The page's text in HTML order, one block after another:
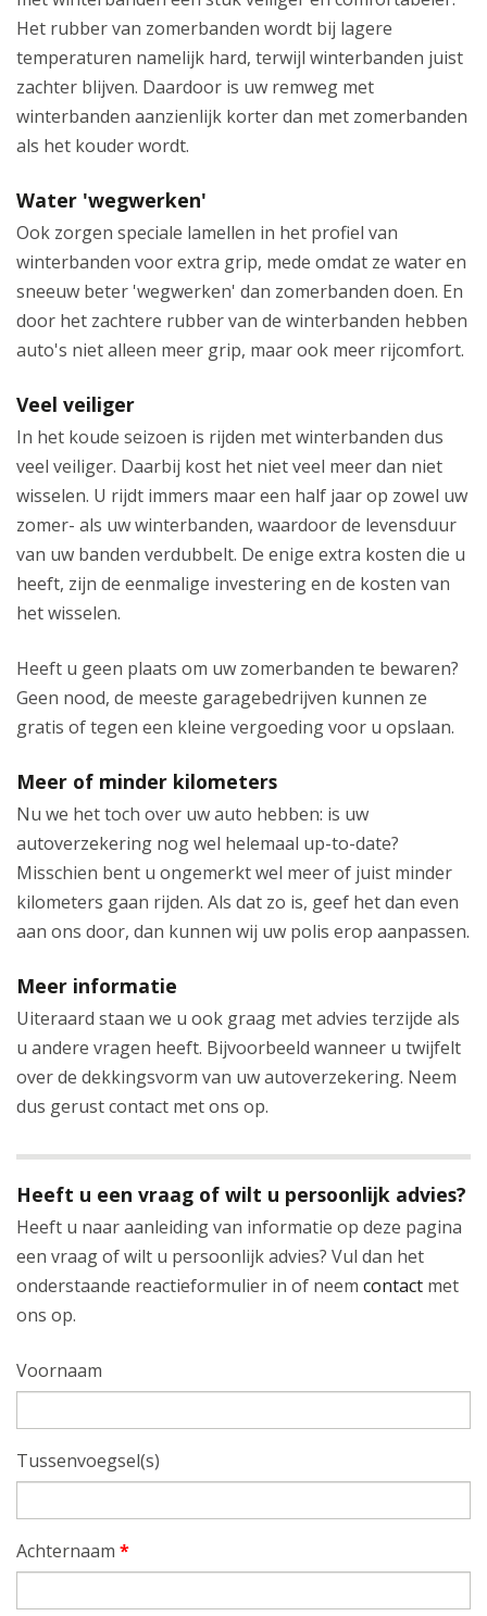
Het rubber van zomerbanden wordt bij lagere
temperaturen namelijk hard, terwijl winterbanden juist
zachter blijven. Daardoor is uw remweg met
winterbanden aanzienlijk korter dan met zomerbanden
als het kouder wordt.
Water 'wegwerken'
Ook zorgen speciale lamellen in het profiel van
winterbanden voor extra grip, mede omdat ze water en
sneeuw beter 'wegwerken' dan zomerbanden doen. En
door het zachtere rubber van de winterbanden hebben
auto's niet alleen meer grip, maar ook meer rijcomfort.
Veel veiliger
In het koude seizoen is rijden met winterbanden dus
veel veiliger. Daarbij kost het niet veel meer dan niet
wisselen. U rijdt immers maar een half jaar op zowel uw
zomer- als uw winterbanden, waardoor de levensduur
van uw banden verdubbelt. De enige extra kosten die u
heeft, zijn de eenmalige investering en de kosten van
het wisselen.
Heeft u geen plaats om uw zomerbanden te bewaren?
Geen nood, de meeste garagebedrijven kunnen ze
gratis of tegen een kleine vergoeding voor u opslaan.
Meer of minder kilometers
Nu we het toch over uw auto hebben: is uw
autoverzekering nog wel helemaal up-to-date?
Misschien bent u ongemerkt wel meer of juist minder
kilometers gaan rijden. Als dat zo is, geef het dan even
aan ons door, dan kunnen wij uw polis erop aanpassen.
Meer informatie
Uiteraard staan we u ook graag met advies terzijde als
u andere vragen heeft. Bijvoorbeeld wanneer u twijfelt
over de dekkingsvorm van uw autoverzekering. Neem
dus gerust contact met ons op.
Heeft u een vraag of wilt u persoonlijk advies?
Heeft u naar aanleiding van informatie op deze pagina
een vraag of wilt u persoonlijk advies? Vul dan het
onderstaande reactieformulier in of neem contact met
ons op.
Voornaam
Tussenvoegsel(s)
Achternaam *